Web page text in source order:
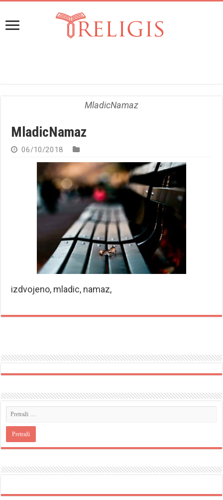
MladicNamaz
MladicNamaz
06/10/2018
izdvojeno, mladic, namaz,